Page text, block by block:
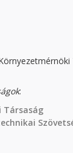
:
Társaság